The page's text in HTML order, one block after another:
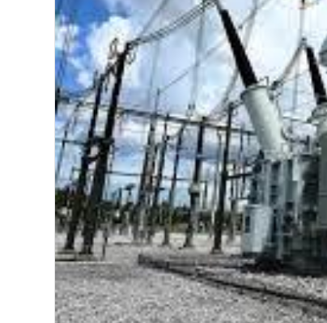
चोटी
पर
फहराया
तिरंगा